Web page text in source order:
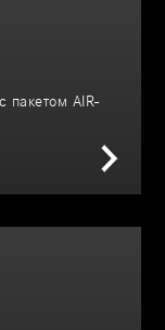
пакетом AIR-